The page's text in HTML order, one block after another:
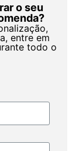
o seu
entre em
todo o